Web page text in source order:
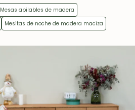
Mesas apilables de madera
Mesitas de noche de madera maciza